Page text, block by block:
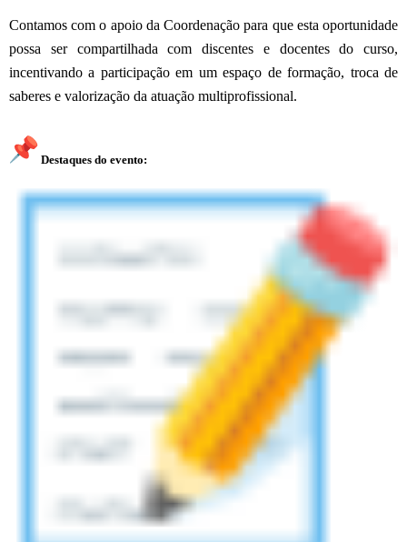
Contamos com o apoio da Coordenação para que esta oportunidade
possa ser compartilhada com discentes e docentes do curso,
incentivando a participação em um espaço de formação, troca de
saberes e valorização da atuação multiprofissional.
Destaques do evento: